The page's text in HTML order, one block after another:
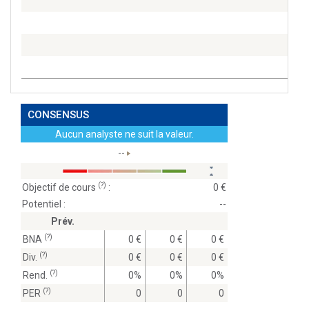
CONSENSUS
Aucun analyste ne suit la valeur.
--
Objectif de cours (?) :
0
Potentiel :
--
Prév.
BNA (?) 0 0
0
Div. (?) 0 0
0
Rend.
(?) 0% 0%
0%
PER (?) 0 0 0